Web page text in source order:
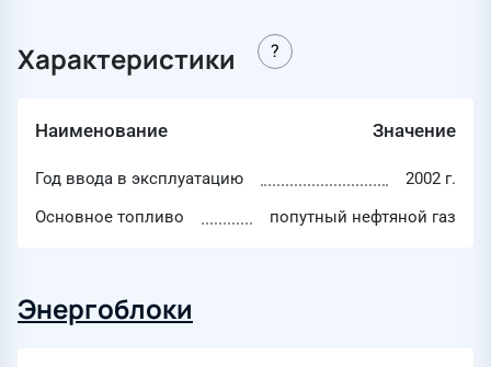
Характеристики
Наименование Значение
Год ввода в эксплуатацию
2002 г.
Основное топливо
попутный нефтяной газ
Энергоблоки